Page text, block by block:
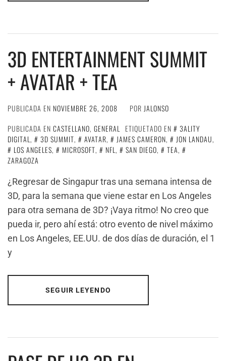
3D ENTERTAINMENT SUMMIT
+ AVATAR + TEA
PUBLICADA EN NOVIEMBRE 26, 2008 POR JALONSO
PUBLICADA EN CASTELLANO, GENERAL ETIQUETADO EN
3ALITY
DIGITAL, 3D SUMMIT, AVATAR, JAMES CAMERON, JON LANDAU,
LOS ANGELES, MICROSOFT, NFL, SAN DIEGO, TEA,
ZARAGOZA
¿Regresar de Singapur tras una semana intensa de
3D, para la semana que viene estar en Los Angeles
para otra semana de 3D? ¡Vaya ritmo! No creo que
pueda ir, pero ahí está: otro evento de nivel máximo
en Los Angeles, EE.UU. de dos días de duración, el 1
y
SEGUIR LEYENDO